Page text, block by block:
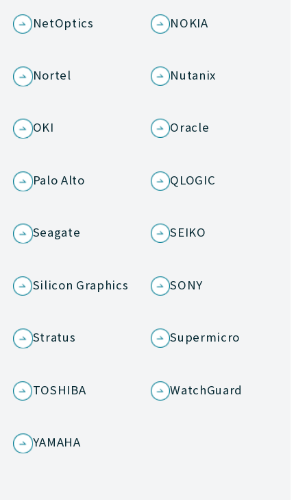
NetOptics NOKIA
Nortel Nutanix
OKI Oracle
Palo Alto QLOGIC
Seagate SEIKO
Silicon Graphics SONY
Stratus Supermicro
TOSHIBA WatchGuard
YAMAHA